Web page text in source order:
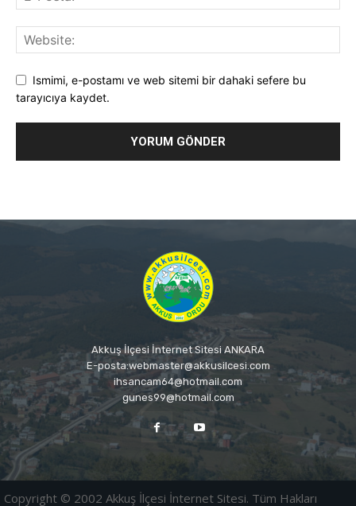
Ismimi, e-postamı ve web sitemi bir dahaki sefere bu
tarayıcıya kaydet.
Akkuş İlçesi İnternet Sitesi ANKARA
E-posta:webmaster@akkusilcesi.com
ihsancam64@hotmail.com
gunes99@hotmail.com
Copyright © 2002 Akkuş İlçesi İnternet Sitesi. Tüm Hakları